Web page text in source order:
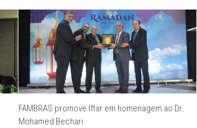
FAMBRAS promove Iftar em homenagem ao Dr.
Mohamed Bechari